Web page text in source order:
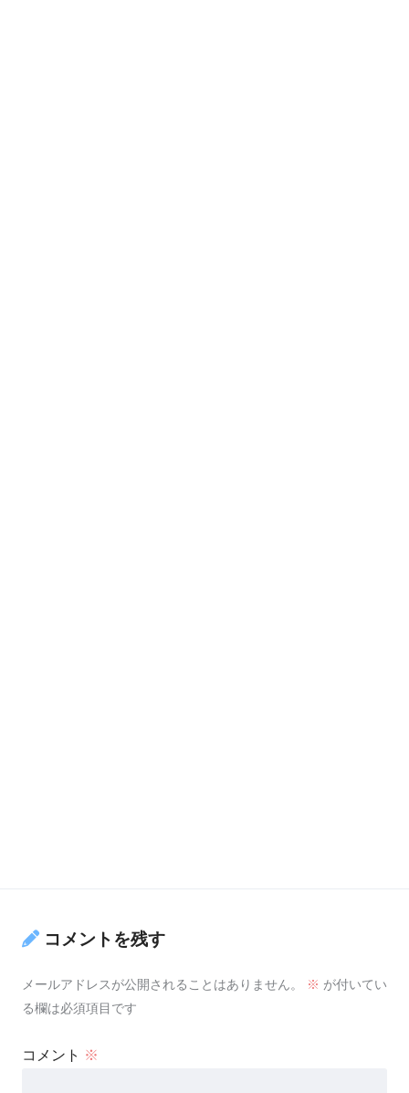
コメントを残す
メールアドレスが公開されることはありません。 ※ が付いてい
る欄は必須項目です
コメント ※